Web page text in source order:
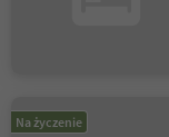
Na życzenie